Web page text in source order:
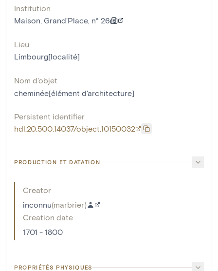
Institution
Maison, Grand'Place, n° 26
Lieu
Limbourg[localité]
Nom d'objet
cheminée[élément d'architecture]
Persistent identifier
hdl:20.500.14037/object.10150032
PRODUCTION ET DATATION
Creator
inconnu(marbrier)
Creation date
1701 - 1800
PROPRIÉTÉS PHYSIQUES